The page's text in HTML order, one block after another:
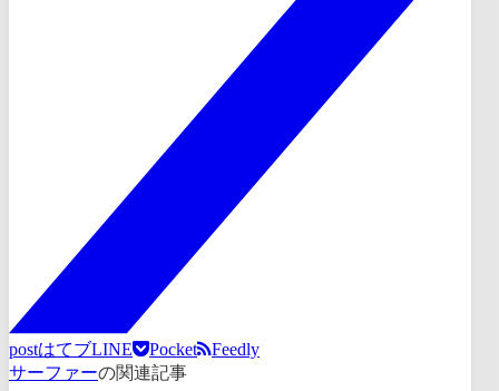
postはてブLINE Pocket
Feedly
サーファーの関連記事